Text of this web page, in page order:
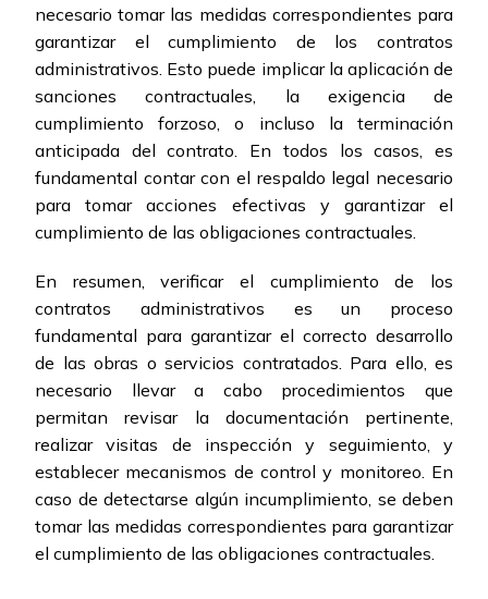
necesario tomar las medidas correspondientes para
garantizar el cumplimiento de los contratos
administrativos. Esto puede implicar la aplicación de
sanciones contractuales, la exigencia de
cumplimiento forzoso, o incluso la terminación
anticipada del contrato. En todos los casos, es
fundamental contar con el respaldo legal necesario
para tomar acciones efectivas y garantizar el
cumplimiento de las obligaciones contractuales.
En resumen, verificar el cumplimiento de los
contratos administrativos es un proceso
fundamental para garantizar el correcto desarrollo
de las obras o servicios contratados. Para ello, es
necesario llevar a cabo procedimientos que
permitan revisar la documentación pertinente,
realizar visitas de inspección y seguimiento, y
establecer mecanismos de control y monitoreo. En
caso de detectarse algún incumplimiento, se deben
tomar las medidas correspondientes para garantizar
el cumplimiento de las obligaciones contractuales.